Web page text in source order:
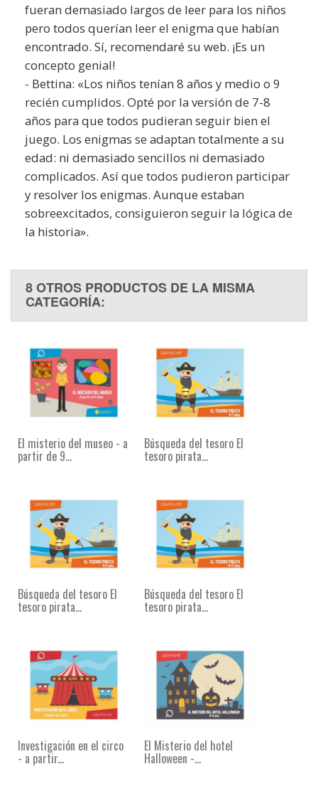
fueran demasiado largos de leer para los niños
pero todos querían leer el enigma que habían
encontrado. Sí, recomendaré su web. ¡Es un
concepto genial!
- Bettina: «Los niños tenían 8 años y medio o 9
recién cumplidos. Opté por la versión de 7-8
años para que todos pudieran seguir bien el
juego. Los enigmas se adaptan totalmente a su
edad: ni demasiado sencillos ni demasiado
complicados. Así que todos pudieron participar
y resolver los enigmas. Aunque estaban
sobreexcitados, consiguieron seguir la lógica de
la historia».
8 OTROS PRODUCTOS DE LA MISMA
CATEGORÍA:
El misterio del museo - a
partir de 9...
Búsqueda del tesoro El
tesoro pirata...
Búsqueda del tesoro El
tesoro pirata...
Búsqueda del tesoro El
tesoro pirata...
Investigación en el circo
- a partir...
El Misterio del hotel
Halloween -...